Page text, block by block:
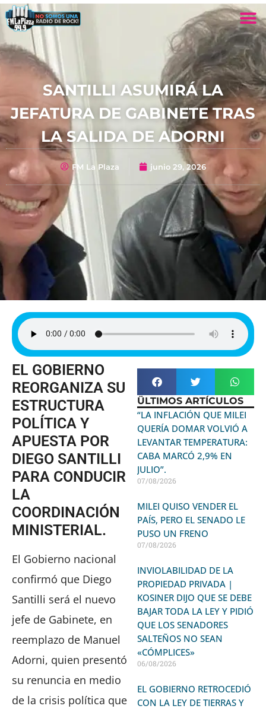
SANTILLI ASUMIRÁ LA
JEFATURA DE GABINETE TRAS
LA SALIDA DE ADORNI
FM La Plaza junio 29, 2026
EL GOBIERNO
REORGANIZA SU
ESTRUCTURA
POLÍTICA Y
APUESTA POR
DIEGO SANTILLI
PARA CONDUCIR
LA
COORDINACIÓN
MINISTERIAL.
El Gobierno nacional
confirmó que Diego
Santilli será el nuevo
jefe de Gabinete, en
reemplazo de Manuel
Adorni, quien presentó
su renuncia en medio
de la crisis política que
ÜLTIMOS ARTÍCULOS
“LA INFLACIÓN QUE MILEI
QUERÍA DOMAR VOLVIÓ A
LEVANTAR TEMPERATURA:
CABA MARCÓ 2,9% EN
JULIO”.
07/08/2026
MILEI QUISO VENDER EL
PAÍS, PERO EL SENADO LE
PUSO UN FRENO
07/08/2026
INVIOLABILIDAD DE LA
PROPIEDAD PRIVADA |
KOSINER DIJO QUE SE DEBE
BAJAR TODA LA LEY Y PIDIÓ
QUE LOS SENADORES
SALTEÑOS NO SEAN
«CÓMPLICES»
06/08/2026
EL GOBIERNO RETROCEDIÓ
CON LA LEY DE TIERRAS Y